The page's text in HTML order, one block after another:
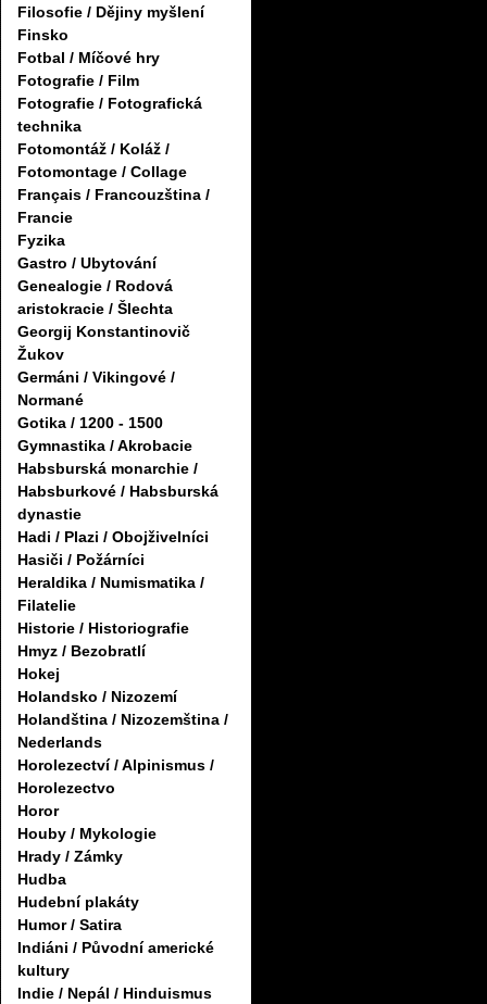
Filosofie / Dějiny myšlení
Finsko
Fotbal / Míčové hry
Fotografie / Film
Fotografie / Fotografická
technika
Fotomontáž / Koláž /
Fotomontage / Collage
Français / Francouzština /
Francie
Fyzika
Gastro / Ubytování
Genealogie / Rodová
aristokracie / Šlechta
Georgij Konstantinovič
Žukov
Germáni / Vikingové /
Normané
Gotika / 1200 - 1500
Gymnastika / Akrobacie
Habsburská monarchie /
Habsburkové / Habsburská
dynastie
Hadi / Plazi / Obojživelníci
Hasiči / Požárníci
Heraldika / Numismatika /
Filatelie
Historie / Historiografie
Hmyz / Bezobratlí
Hokej
Holandsko / Nizozemí
Holandština / Nizozemština /
Nederlands
Horolezectví / Alpinismus /
Horolezectvo
Horor
Houby / Mykologie
Hrady / Zámky
Hudba
Hudební plakáty
Humor / Satira
Indiáni / Původní americké
kultury
Indie / Nepál / Hinduismus